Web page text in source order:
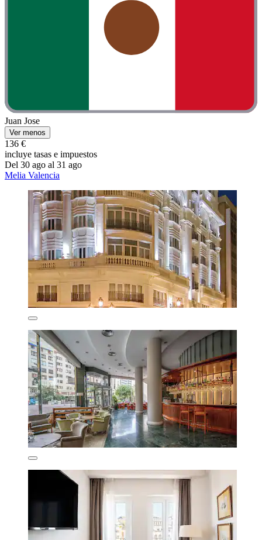
Juan Jose
Ver menos
136 €
incluye tasas e impuestos
Del 30 ago al 31 ago
Melia Valencia